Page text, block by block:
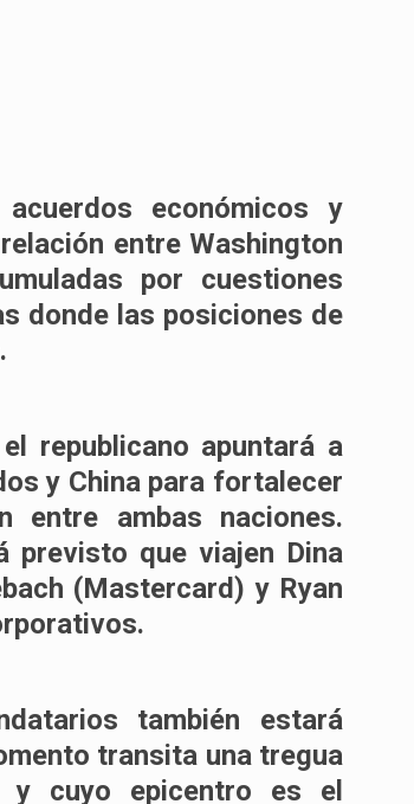
económicos y
entre Washington
por cuestiones
donde las posiciones de
republicano apuntará a
y China para fortalecer
entre ambas naciones.
previsto que viajen Dina
(Mastercard) y Ryan
también estará
transita una tregua
y cuyo epicentro es el